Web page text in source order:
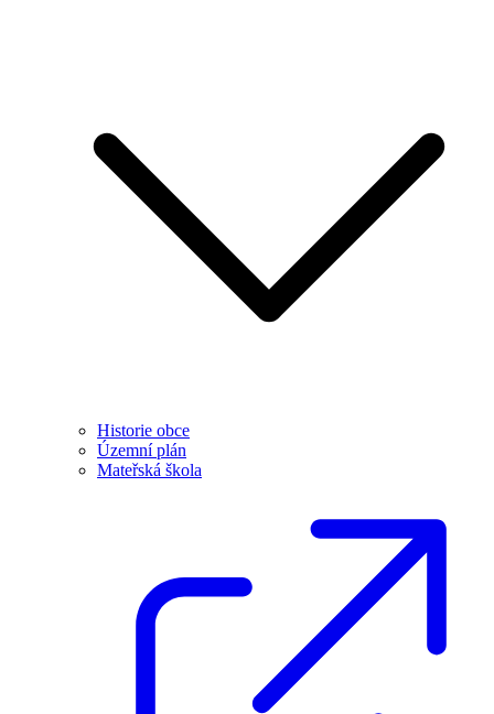
Historie obce
Územní plán
Mateřská škola